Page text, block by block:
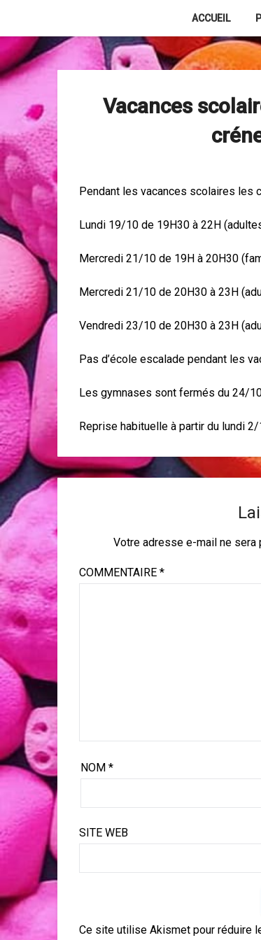
content
ACCUEIL
Vacances
Pendant les vacances scolaires les
Lundi 19/10 de 19H30 à 22H
Mercredi 21/10 de 19H à 20H30
Mercredi 21/10 de 20H30 à 23H
Vendredi 23/10 de 20H30 à 23H
Pas d’école escalade pendant les
Les gymnases sont fermés du 24/
Reprise habituelle à partir du lundi
Votre adresse e-mail ne sera
COMMENTAIRE*
NOM *
SITE WEB
Ce site utilise Akismet pour réduire